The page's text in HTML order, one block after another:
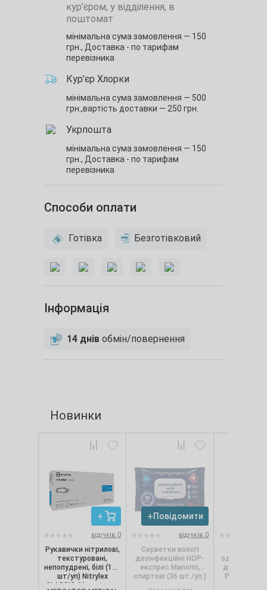
кур’єром, у відділення, в
поштомат
мінімальна сума замовлення — 150
грн., Доставка - по тарифам
перевізника
Кур’єр Хлорки
мінімальна сума замовлення — 500
грн.,вартість доставки — 250 грн.
Укрпошта
мінімальна сума замовлення — 150
грн., Доставка - по тарифам
перевізника
Способи оплати
Готівка Безготівковий
Інформація
14 днів обмін/повернення
Новинки
відгуків: 0
Рукавички нітрилові,
текстуровані,
непопудрені, білі (100
шт/уп) Nitrylex
CLASSIC, Mercator, р.
Повідомити
відгуків: 0
Серветки вологі
дезінфекційні НОР-
експрес Manorm,
спиртові (36 шт./уп.)
одношарові,
Pro.Extra,